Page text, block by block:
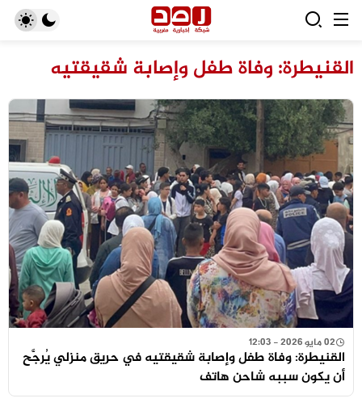
القنيطرة: وفاة طفل وإصابة شقيقتيه
02 مايو 2026 - 12:03
القنيطرة: وفاة طفل وإصابة شقيقتيه في حريق منزلي يُرجَّح
أن يكون سببه شاحن هاتف